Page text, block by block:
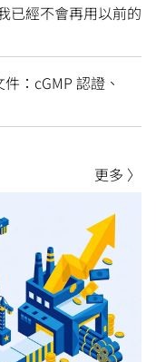
已經不會再用以前的
：cGMP 認證、
更多 〉